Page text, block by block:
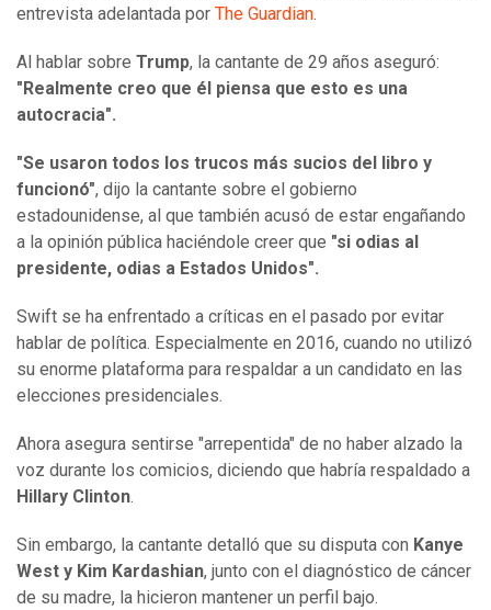
entrevista adelantada por The Guardian.
Al hablar sobre Trump, la cantante de 29 años aseguró:
"Realmente creo que él piensa que esto es una
autocracia".
"Se usaron todos los trucos más sucios del libro y
funcionó", dijo la cantante sobre el gobierno
estadounidense, al que también acusó de estar engañando
a la opinión pública haciéndole creer que "si odias al
presidente, odias a Estados Unidos".
Swift se ha enfrentado a críticas en el pasado por evitar
hablar de política. Especialmente en 2016, cuando no utilizó
su enorme plataforma para respaldar a un candidato en las
elecciones presidenciales.
Ahora asegura sentirse "arrepentida" de no haber alzado la
voz durante los comicios, diciendo que habría respaldado a
Hillary Clinton.
Sin embargo, la cantante detalló que su disputa con Kanye
West y Kim Kardashian, junto con el diagnóstico de cáncer
de su madre, la hicieron mantener un perfil bajo.